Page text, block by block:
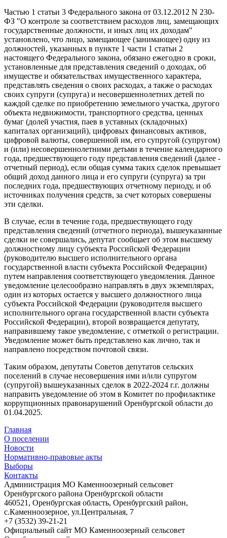
Частью 1 статьи 3 Федерального закона от 03.12.2012 N 230-
ФЗ "О контроле за соответствием расходов лиц, замещающих
государственные должности, и иных лиц их доходам"
установлено, что лицо, замещающее (занимающее) одну из
должностей, указанных в пункте 1 части 1 статьи 2
настоящего Федерального закона, обязано ежегодно в сроки,
установленные для представления сведений о доходах, об
имуществе и обязательствах имущественного характера,
представлять сведения о своих расходах, а также о расходах
своих супруги (супруга) и несовершеннолетних детей по
каждой сделке по приобретению земельного участка, другого
объекта недвижимости, транспортного средства, ценных
бумаг (долей участия, паев в уставных (складочных)
капиталах организаций), цифровых финансовых активов,
цифровой валюты, совершенной им, его супругой (супругом)
и (или) несовершеннолетними детьми в течение календарного
года, предшествующего году представления сведений (далее -
отчетный период), если общая сумма таких сделок превышает
общий доход данного лица и его супруги (супруга) за три
последних года, предшествующих отчетному периоду, и об
источниках получения средств, за счет которых совершены
эти сделки.
В случае, если в течение года, предшествующего году
представления сведений (отчетного периода), вышеуказанные
сделки не совершались, депутат сообщает об этом высшему
должностному лицу субъекта Российской Федерации
(руководителю высшего исполнительного органа
государственной власти субъекта Российской Федерации)
путем направления соответствующего уведомления. Данное
уведомление целесообразно направлять в двух экземплярах,
один из которых остается у высшего должностного лица
субъекта Российской Федерации (руководителя высшего
исполнительного органа государственной власти субъекта
Российской Федерации), второй возвращается депутату,
направившему такое уведомление, с отметкой о регистрации.
Уведомление может быть представлено как лично, так и
направлено посредством почтовой связи.
Таким образом, депутаты Советов депутатов сельских
поселений в случае несовершения ими и/или супругом
(супругой) вышеуказанных сделок в 2022-2024 г.г. должны
направить уведомление об этом в Комитет по профилактике
коррупционных правонарушений Оренбургской области до
01.04.2025.
Главная
О поселении
Новости
Нормативно-правовые акты
Выборы
Контакты
Администрация МО Каменноозерный сельсовет
Оренбургского района Оренбургской области
460521, Оренбургская область, Оренбургский район,
с.Каменноозерное, ул.Центральная, 7
+7 (3532) 39-21-21
Официальный сайт МО Каменноозерный сельсовет